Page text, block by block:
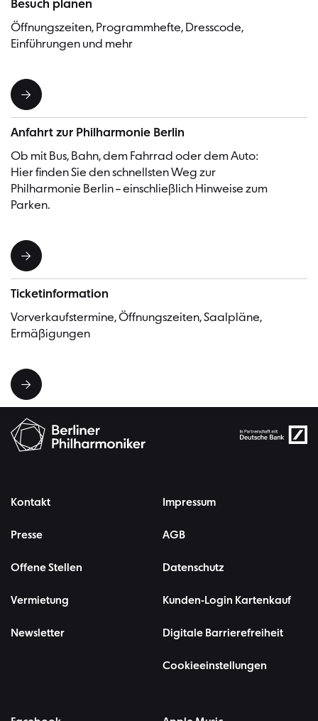
Besuch planen
Öffnungszeiten, Programmhefte, Dresscode,
Einführungen und mehr
Anfahrt zur Philharmonie Berlin
Ob mit Bus, Bahn, dem Fahrrad oder dem Auto:
Hier finden Sie den schnellsten Weg zur
Philharmonie Berlin – einschließlich Hinweise zum
Parken.
Ticketinformation
Vorverkaufstermine, Öffnungszeiten, Saalpläne,
Ermäßigungen
Kontakt
Presse
Offene Stellen
Vermietung
Newsletter
Impressum
AGB
Datenschutz
Kunden-Login Kartenkauf
Digitale Barrierefreiheit
Cookieeinstellungen